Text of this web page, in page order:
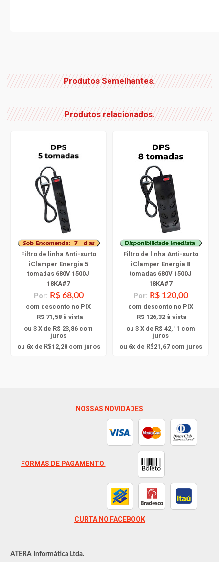
Produtos Semelhantes.
Produtos relacionados.
Filtro de linha Anti-surto
iClamper Energia 5
tomadas 680V 1500J
18KA#7
Por: R$ 68,00
com desconto no PIX
R$ 71,58 à vista
ou 3 X de R$ 23,86 com
juros
ou 6x de R$12,28com juros
Filtro de linha Anti-surto
iClamper Energia 8
tomadas 680V 1500J
18KA#7
Por: R$ 120,00
com desconto no PIX
R$ 126,32 à vista
ou 3 X de R$ 42,11 com
juros
ou 6x de R$21,67com juros
NOSSAS NOVIDADES
FORMAS DE PAGAMENTO
CURTA NO FACEBOOK
ATERA Informática Ltda.